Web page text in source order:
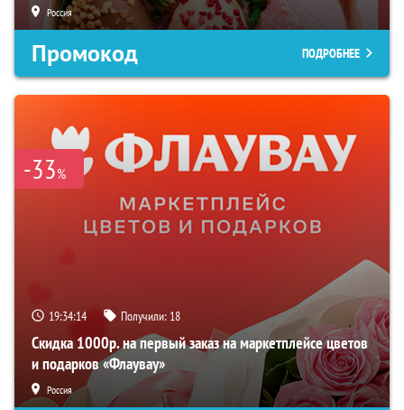
Россия
Промокод ПОДРОБНЕЕ
-33%
19:34:14 Получили: 18
Скидка 1000р. на первый заказ на маркетплейсе цветов
и подарков «Флаувау»
Россия